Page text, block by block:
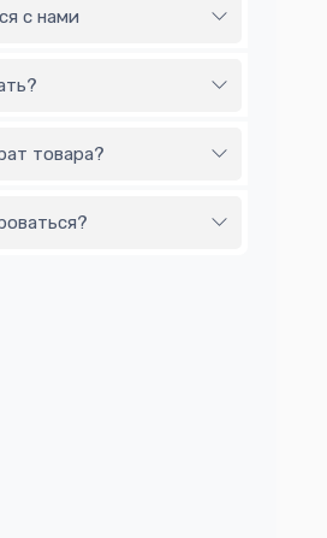
с нами
товара?